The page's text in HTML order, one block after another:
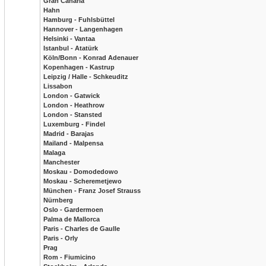
Hahn
Hamburg - Fuhlsbüttel
Hannover - Langenhagen
Helsinki - Vantaa
Istanbul - Atatürk
Köln/Bonn - Konrad Adenauer
Kopenhagen - Kastrup
Leipzig / Halle - Schkeuditz
Lissabon
London - Gatwick
London - Heathrow
London - Stansted
Luxemburg - Findel
Madrid - Barajas
Mailand - Malpensa
Malaga
Manchester
Moskau - Domodedowo
Moskau - Scheremetjewo
München - Franz Josef Strauss
Nürnberg
Oslo - Gardermoen
Palma de Mallorca
Paris - Charles de Gaulle
Paris - Orly
Prag
Rom - Fiumicino